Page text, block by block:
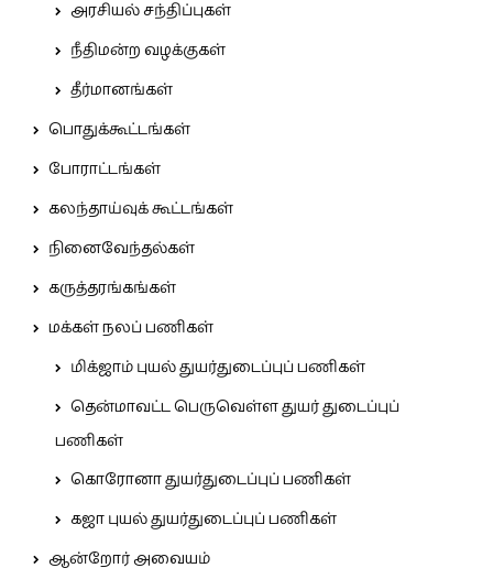
அரசியல் சந்திப்புகள்
நீதிமன்ற வழக்குகள்
தீர்மானங்கள்
பொதுக்கூட்டங்கள்
போராட்டங்கள்
கலந்தாய்வுக் கூட்டங்கள்
நினைவேந்தல்கள்
கருத்தரங்கங்கள்
மக்கள் நலப் பணிகள்
மிக்ஜாம் புயல் துயர்துடைப்புப் பணிகள்
தென்மாவட்ட பெருவெள்ள துயர் துடைப்புப்
பணிகள்
கொரோனா துயர்துடைப்புப் பணிகள்
கஜா புயல் துயர்துடைப்புப் பணிகள்
ஆன்றோர் அவையம்